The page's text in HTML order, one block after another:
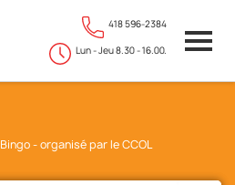
418 596-2384
Lun - Jeu 8.30 - 16.00.
Bingo - organisé par le CCOL